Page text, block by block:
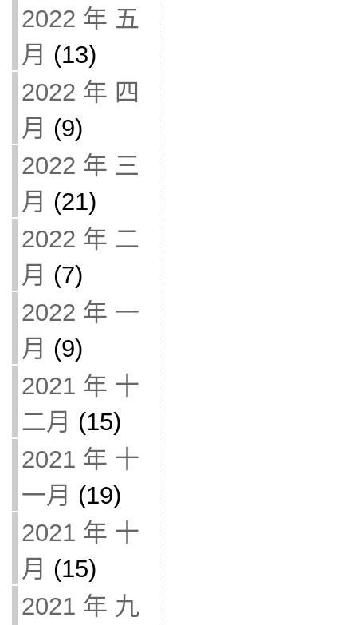
2022 年 五
月 (13)
2022 年 四
月 (9)
2022 年 三
月 (21)
2022 年 二
月 (7)
2022 年 一
月 (9)
2021 年 十
二月 (15)
2021 年 十
一月 (19)
2021 年 十
月 (15)
2021 年 九